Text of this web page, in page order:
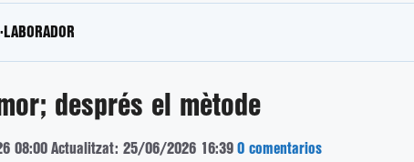
després el mètode
08:00 Actualitzat: 25/06/2026 16:39 0 comentarios